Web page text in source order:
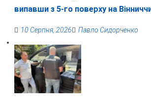
випавши з 5-го поверху на
10 Серпня, 2026 Павло Сидорченко